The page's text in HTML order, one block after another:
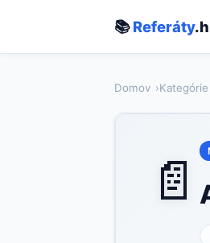
📚Referáty
Domov Kategórie
📄